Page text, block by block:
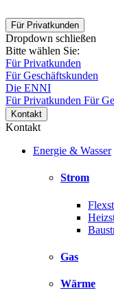
Für Privatkunden
Dropdown schließen
Bitte wählen Sie:
Für Privatkunden
Für Geschäftskunden
Die ENNI
Für Privatkunden Für
Kontakt
Kontakt
Energie & Wasser
Strom
Gas
Wärme